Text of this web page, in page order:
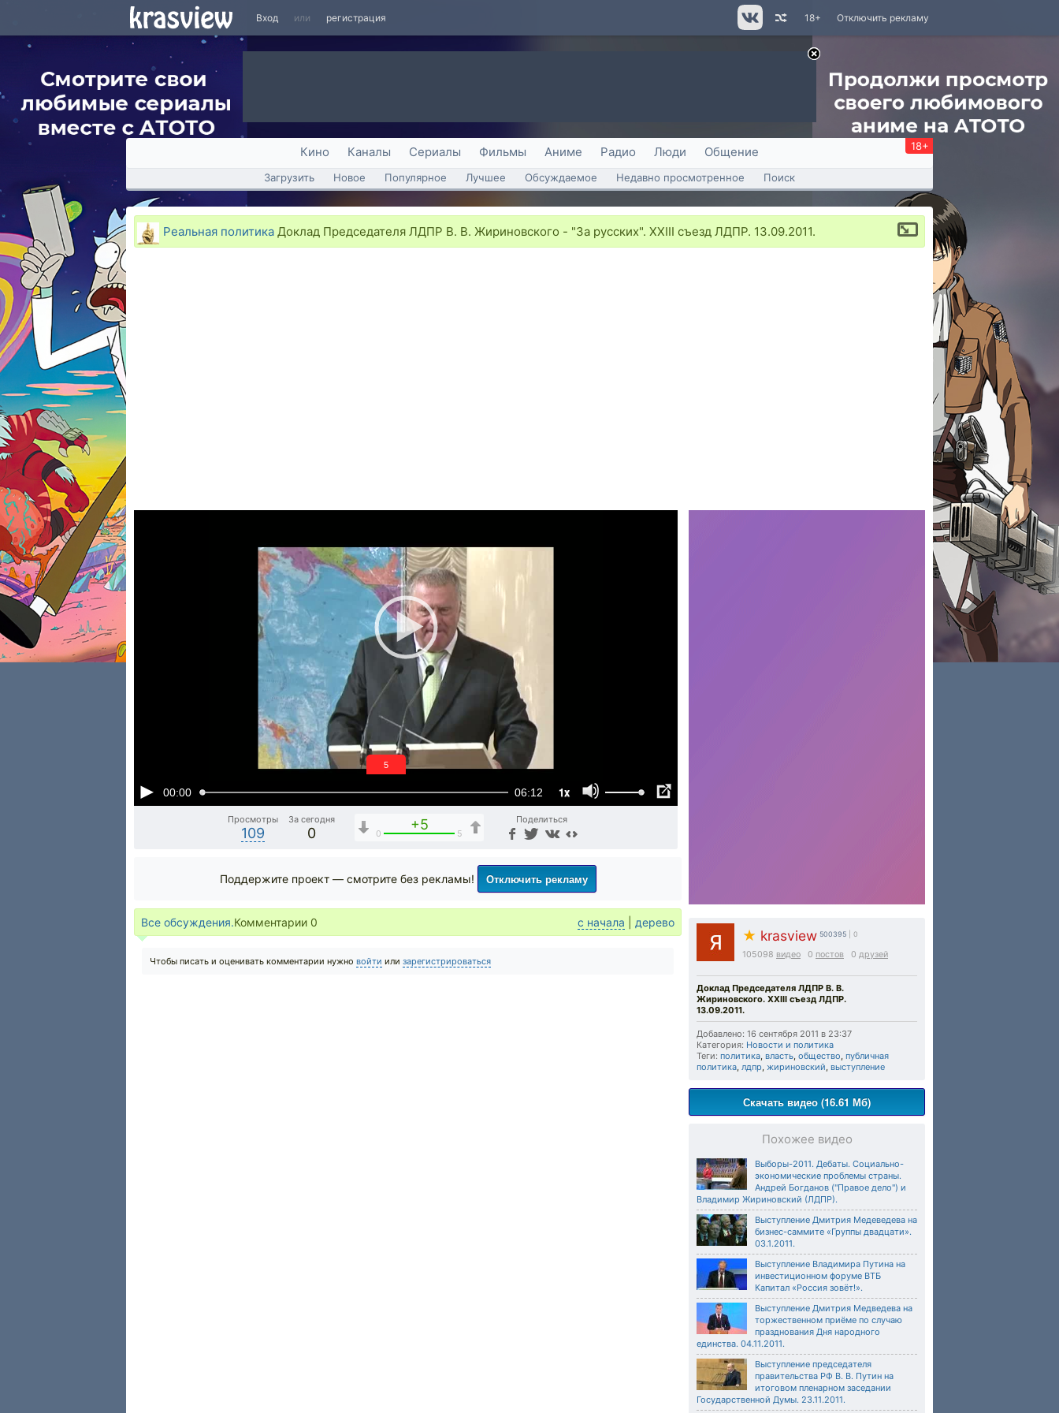
Вход или регистрация Отключить рекламу
18+
Кино Каналы Сериалы Фильмы Аниме Радио Люди Общение 18+
Загрузить Новое Популярное Лучшее Обсуждаемое Недавно просмотренное Поиск
Реальная политика Доклад Председателя ЛДПР В. В. Жириновского - "За русских". XXIII съезд ЛДПР. 13.09.2011.
00:00 06:12 1x
5
Просмотры
109
За сегодня
0
+5
0 5
Поделиться
★ krasview 500395 | 0
105098 видео 0 постов 0 друзей
Доклад Председателя ЛДПР В. В.
Жириновского. XXIII съезд ЛДПР.
13.09.2011.
Добавлено: 16 сентября 2011 в 23:37
Категория: Новости и политика
Теги: политика, власть, общество, публичная
политика, лдпр, жириновский, выступление
Скачать видео (16.61 Мб)
Похожее видео
Выборы-2011. Дебаты. Социально-
экономические проблемы страны.
Андрей Богданов ("Правое дело") и
Владимир Жириновский (ЛДПР).
Выступление Дмитрия Медеведева на
бизнес-саммите «Группы двадцати».
03.1.2011.
Выступление Владимира Путина на
инвестиционном форуме ВТБ
Капитал «Россия зовёт!».
Выступление Дмитрия Медведева на
торжественном приёме по случаю
празднования Дня народного
единства. 04.11.2011.
Выступление председателя
правительства РФ В. В. Путин на
итоговом пленарном заседании
Государственной Думы. 23.11.2011.
Поддержите проект — смотрите без рекламы! Отключить рекламу
Все обсуждения.Комментарии 0 с начала дерево
Чтобы писать и оценивать комментарии нужно войти или зарегистрироваться